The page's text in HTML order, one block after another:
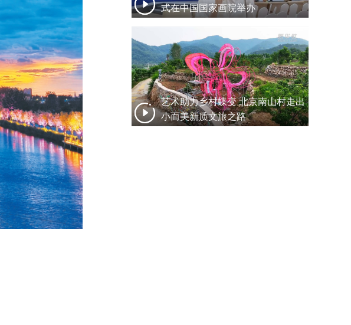
式在中国国家画院举办
艺术助力乡村蝶变 北京南山村走出
小而美新质文旅之路